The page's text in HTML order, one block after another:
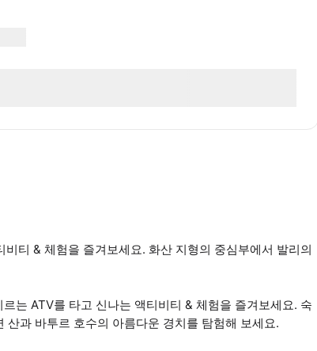
티 & 체험을 즐겨보세요. 화산 지형의 중심부에서 발리의
는 ATV를 타고 신나는 액티비티 & 체험을 즐겨보세요. 숙
과 바투르 호수의 아름다운 경치를 탐험해 보세요.